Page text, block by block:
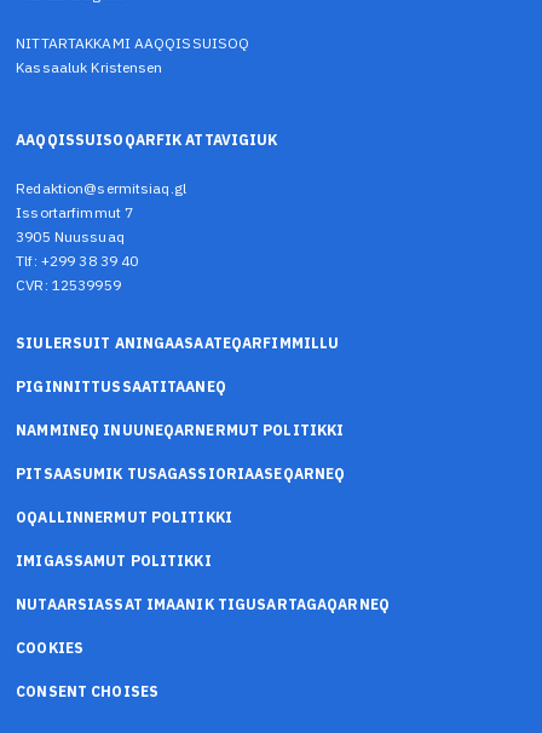
NITTARTAKKAMI AAQQISSUISOQ
Kassaaluk Kristensen
AAQQISSUISOQARFIK ATTAVIGIUK
Redaktion@sermitsiaq.gl
Issortarfimmut 7
3905 Nuussuaq
Tlf: +299 38 39 40
CVR: 12539959
SIULERSUIT ANINGAASAATEQARFIMMILLU
PIGINNITTUSSAATITAANEQ
NAMMINEQ INUUNEQARNERMUT POLITIKKI
PITSAASUMIK TUSAGASSIORIAASEQARNEQ
OQALLINNERMUT POLITIKKI
IMIGASSAMUT POLITIKKI
NUTAARSIASSAT IMAANIK TIGUSARTAGAQARNEQ
COOKIES
CONSENT CHOISES